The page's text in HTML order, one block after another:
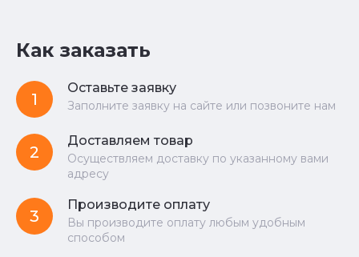
Как заказать
1
Оставьте заявку
Заполните заявку на сайте или позвоните нам
2
Доставляем товар
Осуществляем доставку по указанному вами
адресу
3
Производите оплату
Вы производите оплату любым удобным
способом